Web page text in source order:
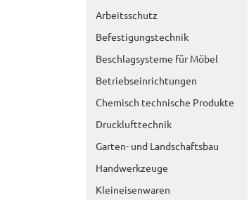
Arbeitsschutz
Befestigungstechnik
Beschlagsysteme für Möbel
Betriebseinrichtungen
Chemisch technische Produkte
Drucklufttechnik
Garten- und Landschaftsbau
Handwerkzeuge
Kleineisenwaren